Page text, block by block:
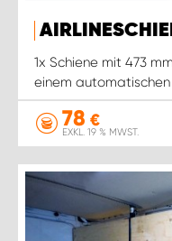
1x Schiene mit 473
einem
78 €
EXKL. 19 % MWST.